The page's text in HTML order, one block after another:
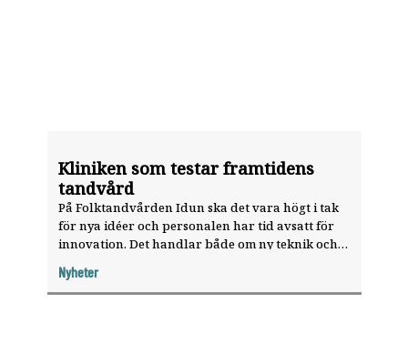
Kliniken som testar framtidens
tandvård
På Folktandvården Idun ska det vara högt i tak
för nya idéer och personalen har tid avsatt för
innovation. Det handlar både om ny teknik och
smartaste tandvårdsklinik.
Nyheter